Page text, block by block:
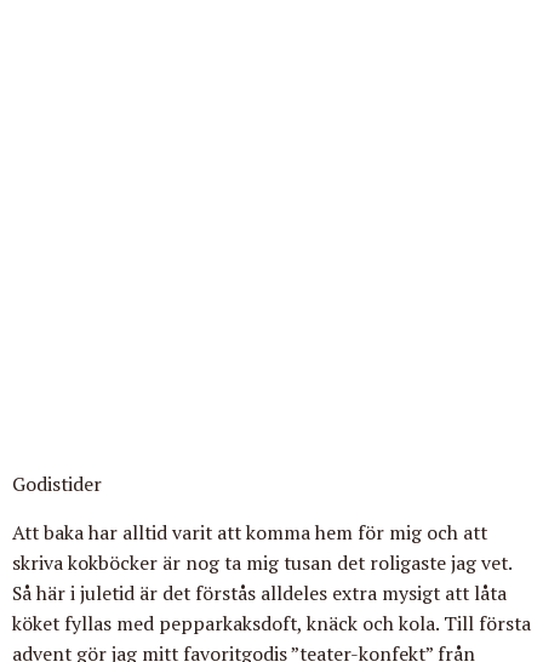
Godistider
Att baka har alltid varit att komma hem för mig och att
skriva kokböcker är nog ta mig tusan det roligastejag vet.
Så här i juletid är det förstås alldeles extra mysigt att låta
köket fyllas med pepparkaksdoft, knäck och kola. Till första
advent gör jag mitt favoritgodis ”teater-konfekt” från